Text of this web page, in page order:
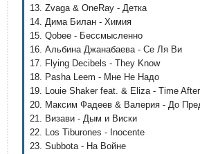
13. Zvaga & OneRay - Детка
14. Дима Билан - Химия
15. Qobee - Бессмысленно
16. Альбина Джанабаева - Се Ля Ви
17. Flying Decibels - They Know
18. Pasha Leem - Мне Не Надо
19. Louie Shaker feat. & Eliza - Time
20. Максим Фадеев & Валерия - До
21. Визави - Дым и Виски
22. Los Tiburones - Inocente
23. Subbota - На Войне